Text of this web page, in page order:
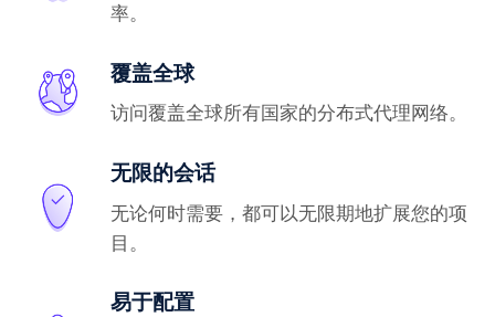
率。
覆盖全球
访问覆盖全球所有国家的分布式代理网络。
无限的会话
无论何时需要，都可以无限期地扩展您的项
目。
易于配置